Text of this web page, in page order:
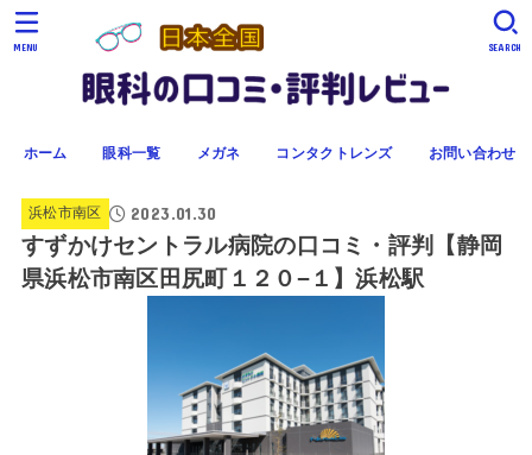
ホーム 眼科一覧 メガネ コンタクトレンズ お問い合わせ
SEARCH
MENU
浜松市南区 2023.01.30
すずかけセントラル病院の口コミ・評判【静岡
県浜松市南区田尻町１２０−１】浜松駅